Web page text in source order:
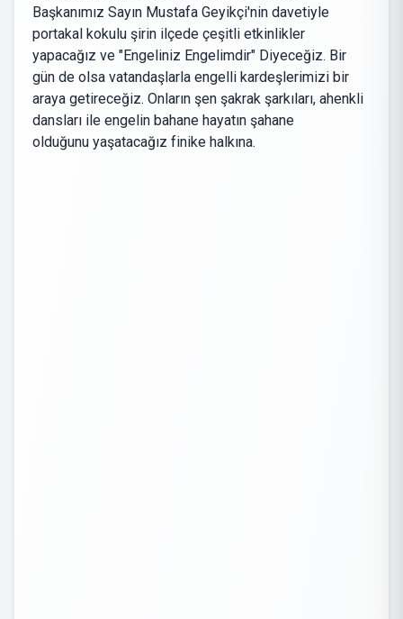
Başkanımız Sayın Mustafa Geyikçi'nin davetiyle
portakal kokulu şirin ilçede çeşitli etkinlikler
yapacağız ve "Engeliniz Engelimdir" Diyeceğiz. Bir
gün de olsa vatandaşlarla engelli kardeşlerimizi bir
araya getireceğiz. Onların şen şakrak şarkıları, ahenkli
dansları ile engelin bahane hayatın şahane
olduğunu yaşatacağız finike halkına.